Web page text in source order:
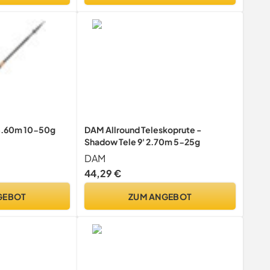
10-50g
DAM Allround Teleskoprute -
Shadow Tele 9' 2.70m 5-25g
DAM
44,29 €
ZUM ANGEBOT